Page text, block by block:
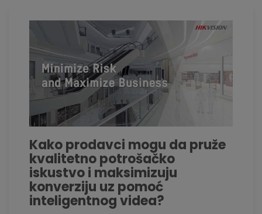
Kako prodavci mogu da pruže
kvalitetno potrošačko
iskustvo i maksimizuju
konverziju uz pomoć
inteligentnog videa?